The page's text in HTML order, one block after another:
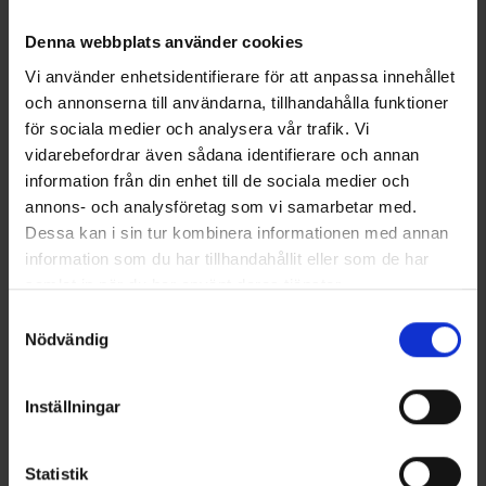
Denna webbplats använder cookies
Vi använder enhetsidentifierare för att anpassa innehållet
och annonserna till användarna, tillhandahålla funktioner
för sociala medier och analysera vår trafik. Vi
vidarebefordrar även sådana identifierare och annan
information från din enhet till de sociala medier och
annons- och analysföretag som vi samarbetar med.
Dessa kan i sin tur kombinera informationen med annan
information som du har tillhandahållit eller som de har
samlat in när du har använt deras tjänster.
Nödvändig
Inställningar
Statistik
Tekniset tiedot
Saatat myös tarvita
Aurinkohattu
Dermatone Sport 30 Sunscreen